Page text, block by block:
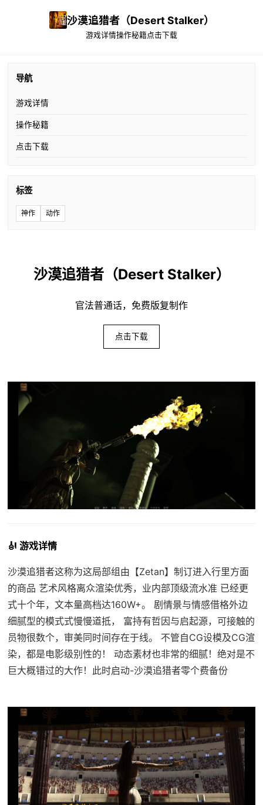
沙漠追猎者（Desert Stalker）
游戏详情操作秘籍点击下载
导航
游戏详情
操作秘籍
点击下载
标签
神作 动作
沙漠追猎者（Desert Stalker）
官法普通话，免费版复制作
点击下载
🎻 游戏详情
沙漠追猎者这称为这局部组由【Zetan】制订进入行里方面
的商品 艺术风格离众渲染优秀，业内部顶级流水准 已经更
式十个年，文本量高档达160W+。 剧情景与情感借格外边
细腻型的模式式慢慢道抵， 富持有哲因与启起源，可接触的
员物很数个，审美同时间存在于线。 不管自CG设模及CG渲
染，都是电影级别性的！ 动态素材也非常的细腻！绝对是不
巨大概错过的大作！此时启动-沙漠追猎者零个费备份